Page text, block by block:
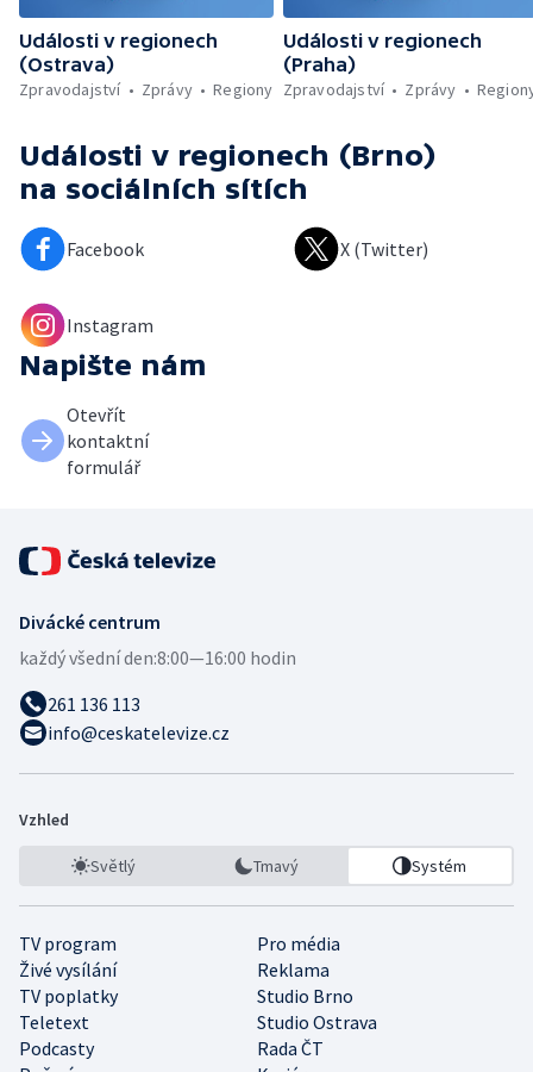
Události v regionech
(Ostrava)
Zpravodajství
Zprávy Regiony
Události v regionech
(Praha)
Zpravodajství
Zprávy
Události v regionech (Brno)
na sociálních sítích
Facebook X (Twitter)
Instagram
Napište nám
Otevřít
kontaktní
formulář
Divácké centrum
každý všední den:8:00—16:00 hodin
261 136 113
info@ceskatelevize.cz
Vzhled
Světlý Tmavý Systém
TV program
Pro média
Živé vysílání
Reklama
TV poplatky
Studio Brno
Teletext
Studio Ostrava
Podcasty
Rada ČT